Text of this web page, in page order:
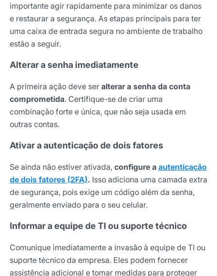
importante agir rapidamente para minimizar os danos
e restaurar a segurança. As etapas principais para ter
uma caixa de entrada segura no ambiente de trabalho
estão a seguir.
Alterar a senha imediatamente
A primeira ação deve ser alterar a senha da conta
comprometida. Certifique-se de criar uma
combinação forte e única, que não seja usada em
outras contas.
Ativar a autenticação de dois fatores
Se ainda não estiver ativada, configure a autenticação
de dois fatores (2FA). Isso adiciona uma camada extra
de segurança, pois exige um código além da senha,
geralmente enviado para o seu celular.
Informar a equipe de TI ou suporte técnico
Comunique imediatamente a invasão à equipe de TI ou
suporte técnico da empresa. Eles podem fornecer
assistência adicional e tomar medidas para proteger